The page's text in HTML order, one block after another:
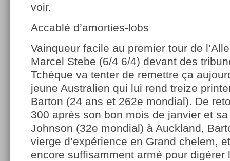
voir.
Accablé d’amorties-lobs
Vainqueur facile au premier tour de
Marcel Stebe (6/4 6/4) devant des
Tchèque va tenter de remettre ça
jeune Australien qui lui rend treize
Barton (24 ans et 262e mondial). De
300 après son bon mois de janvier et
Johnson (32e mondial) à Auckland,
vierge d’expérience en Grand chelem,
encore suffisamment armé pour digérer